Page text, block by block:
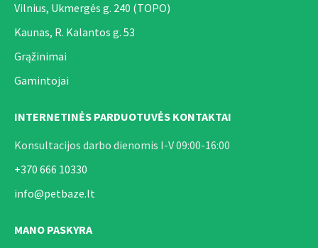
Vilnius, Ukmergės g. 240 (TOPO)
Kaunas, R. Kalantos g. 53
Grąžinimai
Gamintojai
INTERNETINĖS PARDUOTUVĖS KONTAKTAI
Konsultacijos darbo dienomis I-V 09:00-16:00
+370 666 10330
info@petbaze.lt
MANO PASKYRA